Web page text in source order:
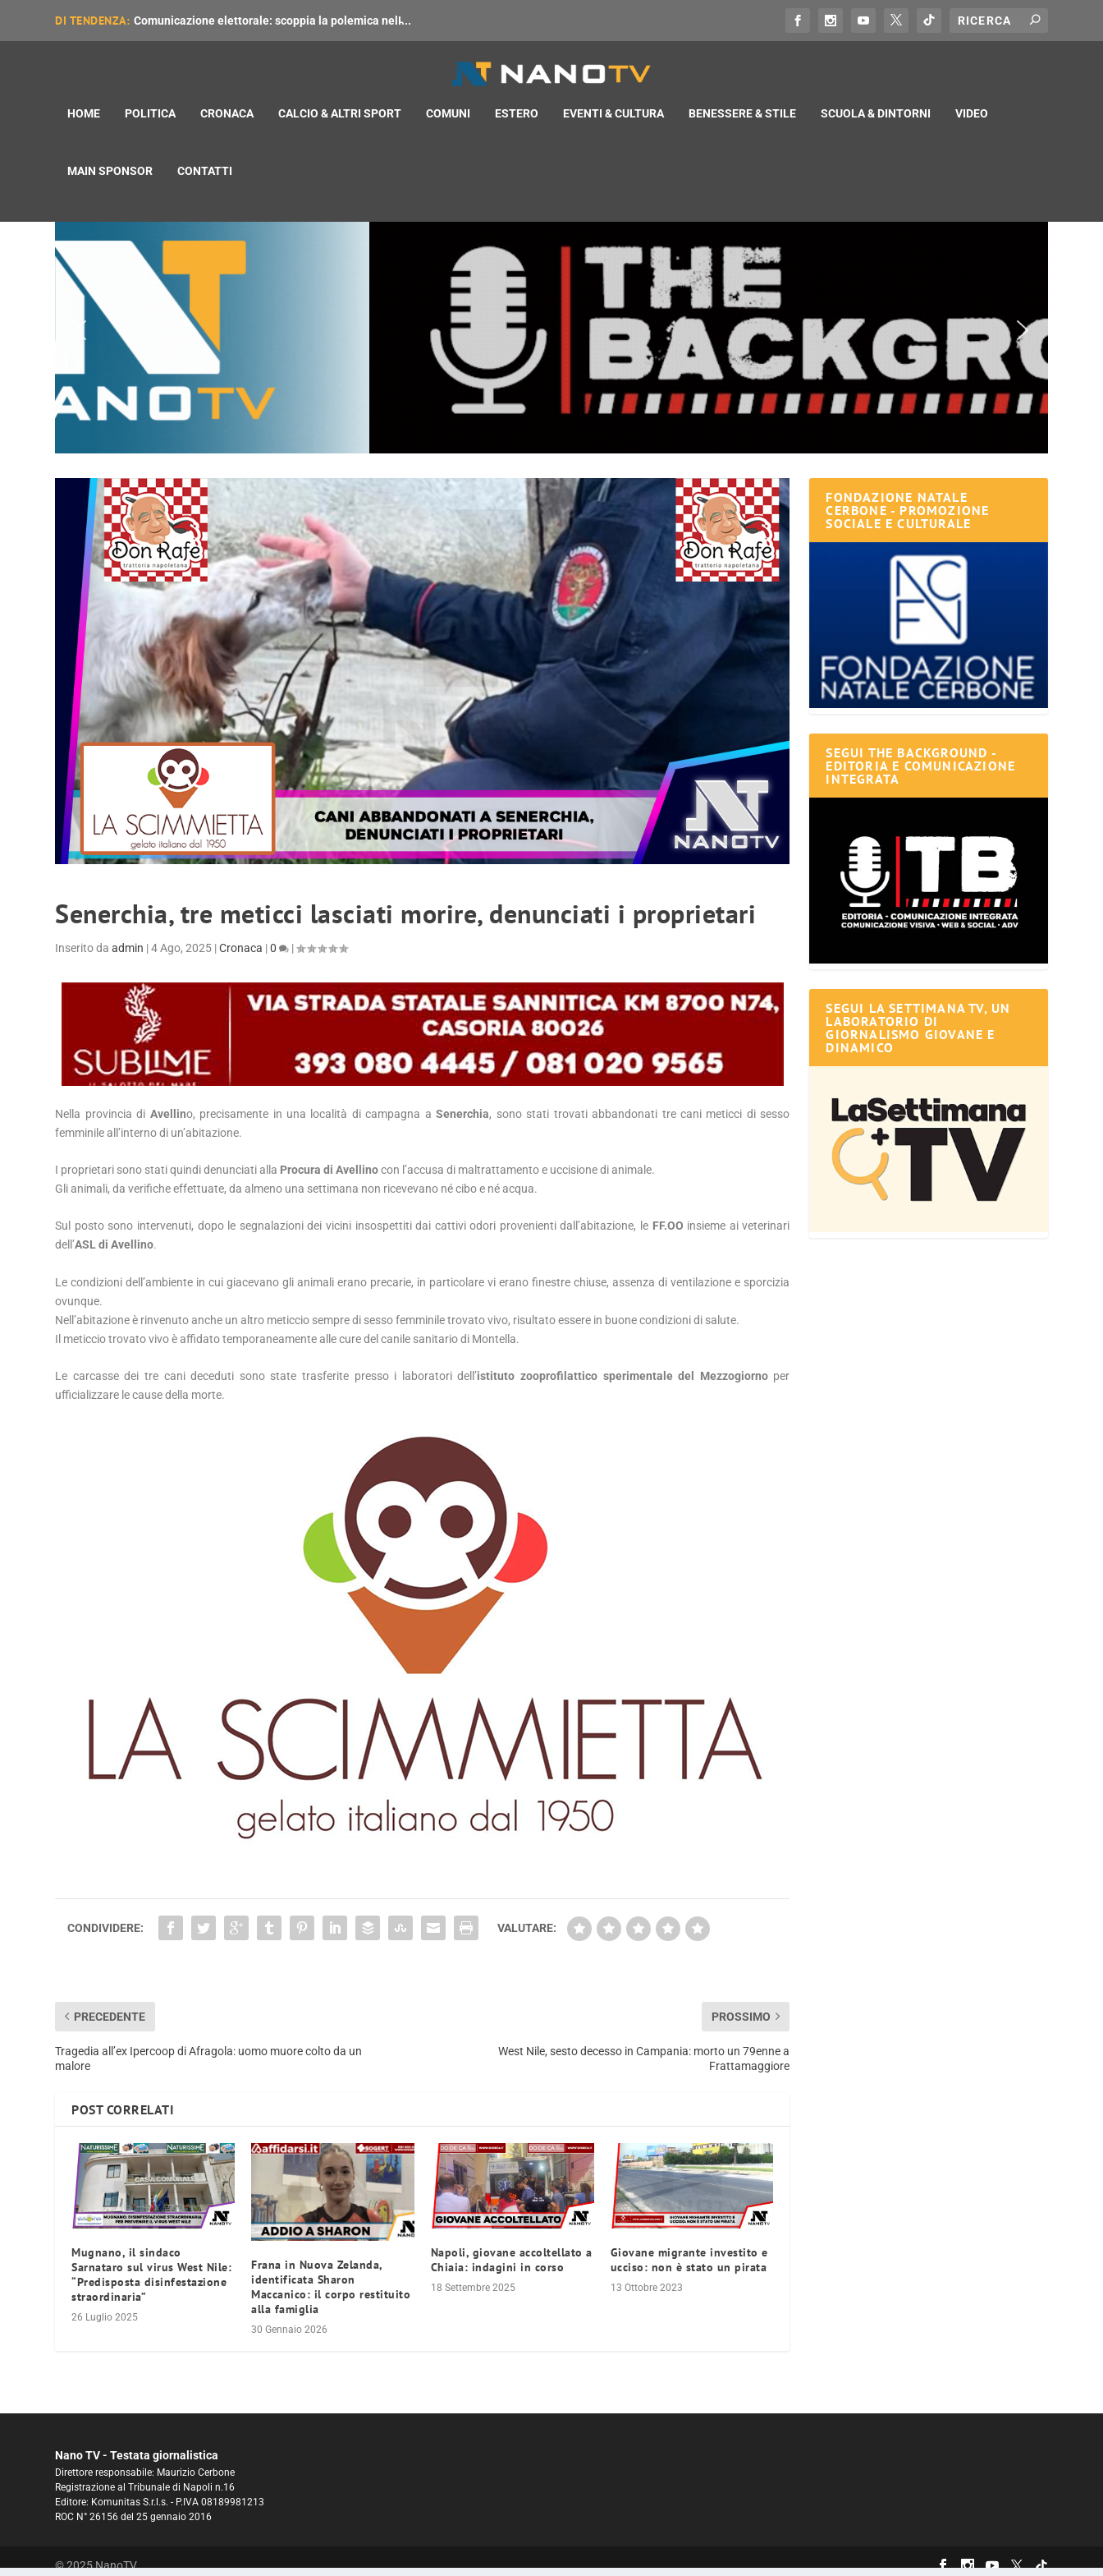
DI TENDENZA: Comunicazione elettorale: scoppia la polemica nell̵...
HOME POLITICA CRONACA CALCIO & ALTRI SPORT COMUNI ESTERO EVENTI & CULTURA BENESSERE & STILE SCUOLA & DINTORNI VIDEO
MAIN SPONSOR CONTATTI
Senerchia, tre meticci lasciati morire, denunciati i proprietari
Inserito daadmin |4 Ago, 2025 |Cronaca |0 |
Nella provincia di Avellino, precisamente in una località di campagna aSenerchia, sono stati trovati abbandonati tre cani meticci di sesso
femminile all’interno di un’abitazione.
I proprietari sono stati quindi denunciati alla Procura di Avellinocon l’accusa di maltrattamento e uccisione di animale.
Gli animali, da verifiche effettuate, da almeno una settimana non ricevevano né cibo e né acqua.
Sul posto sono intervenuti, dopo le segnalazioni dei vicini insospettiti dai cattivi odori provenienti dall’abitazione, le FF.OO insieme ai veterinari
dell’ASL di Avellino.
Le condizioni dell’ambiente in cui giacevano gli animali erano precarie, in particolare vi erano finestre chiuse, assenza di ventilazione e sporcizia
ovunque.
Nell’abitazione è rinvenuto anche un altro meticcio sempre di sesso femminile trovato vivo, risultato essere in buone condizioni di salute.
Il meticcio trovato vivo è affidato temporaneamente alle cure del canile sanitario di Montella.
Le carcasse dei tre cani deceduti sono state trasferite presso i laboratori dell’istituto zooprofilattico sperimentale del Mezzogiornoper
ufficializzare le cause della morte.
CONDIVIDERE: VALUTARE:
PRECEDENTE
Tragedia all’ex Ipercoop di Afragola: uomo muore colto da un
malore
PROSSIMO
West Nile, sesto decesso in Campania: morto un 79enne a
Frattamaggiore
POST CORRELATI
Mugnano, il sindaco
Sarnataro sul virus West Nile:
“Predisposta disinfestazione
straordinaria”
26 Luglio 2025
Frana in Nuova Zelanda,
identificata Sharon
Maccanico: il corpo restituito
alla famiglia
30 Gennaio 2026
Napoli, giovane accoltellato a
Chiaia: indagini in corso
18 Settembre 2025
Giovane migrante investito e
ucciso: non è stato un pirata
13 Ottobre 2023
FONDAZIONE NATALE
CERBONE - PROMOZIONE
SOCIALE E CULTURALE
SEGUI THE BACKGROUND -
EDITORIA E COMUNICAZIONE
INTEGRATA
SEGUI LA SETTIMANA TV, UN
LABORATORIO DI
GIORNALISMO GIOVANE E
DINAMICO
Nano TV - Testata giornalistica
Direttore responsabile: Maurizio Cerbone
Registrazione al Tribunale di Napoli n.16
Editore: Komunitas S.r.l.s. - P.IVA 08189981213
ROC N° 26156 del 25 gennaio 2016
© 2025 NanoTV